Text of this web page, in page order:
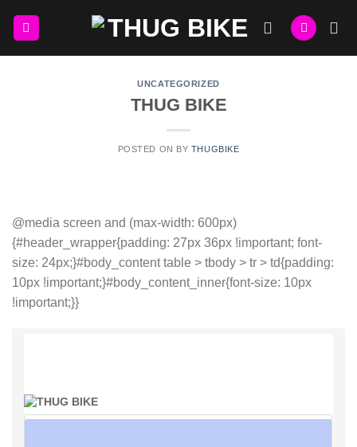
UNCATEGORIZED
THUG BIKE
POSTED ON BY THUGBIKE
@media screen and (max-width: 600px)
{#header_wrapper{padding: 27px 36px !important; font-
size: 24px;}#body_content table > tbody > tr > td{padding:
10px !important;}#body_content_inner{font-size: 10px
!important;}}